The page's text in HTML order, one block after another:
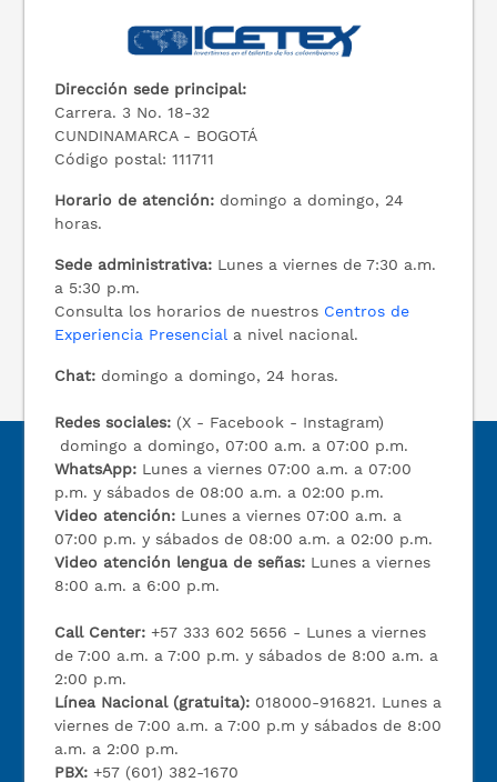
Dirección sede principal:
Carrera. 3 No. 18-32
CUNDINAMARCA - BOGOTÁ
Código postal: 111711
Horario de atención: domingo a domingo, 24
horas.
Sede administrativa: Lunes a viernes de 7:30 a.m.
a 5:30 p.m.
Consulta los horarios de nuestros Centros de
Experiencia Presencial a nivel nacional.
Chat: domingo a domingo, 24 horas.
Redes sociales: (X - Facebook - Instagram)
domingo a domingo, 07:00 a.m. a 07:00 p.m.
WhatsApp: Lunes a viernes 07:00 a.m. a 07:00
p.m. y sábados de 08:00 a.m. a 02:00 p.m.
Video atención: Lunes a viernes 07:00 a.m. a
07:00 p.m. y sábados de 08:00 a.m. a 02:00 p.m.
Video atención lengua de señas: Lunes a viernes
8:00 a.m. a 6:00 p.m.
Call Center:+57 333 602 5656 - Lunes a viernes
de 7:00 a.m. a 7:00 p.m. y sábados de 8:00 a.m. a
2:00 p.m.
Línea Nacional (gratuita): 018000-916821. Lunes a
viernes de 7:00 a.m. a 7:00 p.m y sábados de 8:00
a.m. a 2:00 p.m.
PBX:+57 (601) 382-1670